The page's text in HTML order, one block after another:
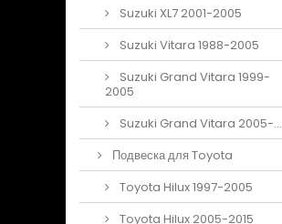
Suzuki XL7 2001-2005
Suzuki Vitara 1988-2005
Suzuki Grand Vitara 1999-
2005
Suzuki Grand Vitara 2005-...
Подвеска для Toyota
Toyota Hilux 1997-2005
Toyota Hilux 2005-2015